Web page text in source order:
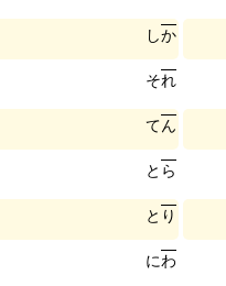
しか
それ
てん
と ら
と り
にわ